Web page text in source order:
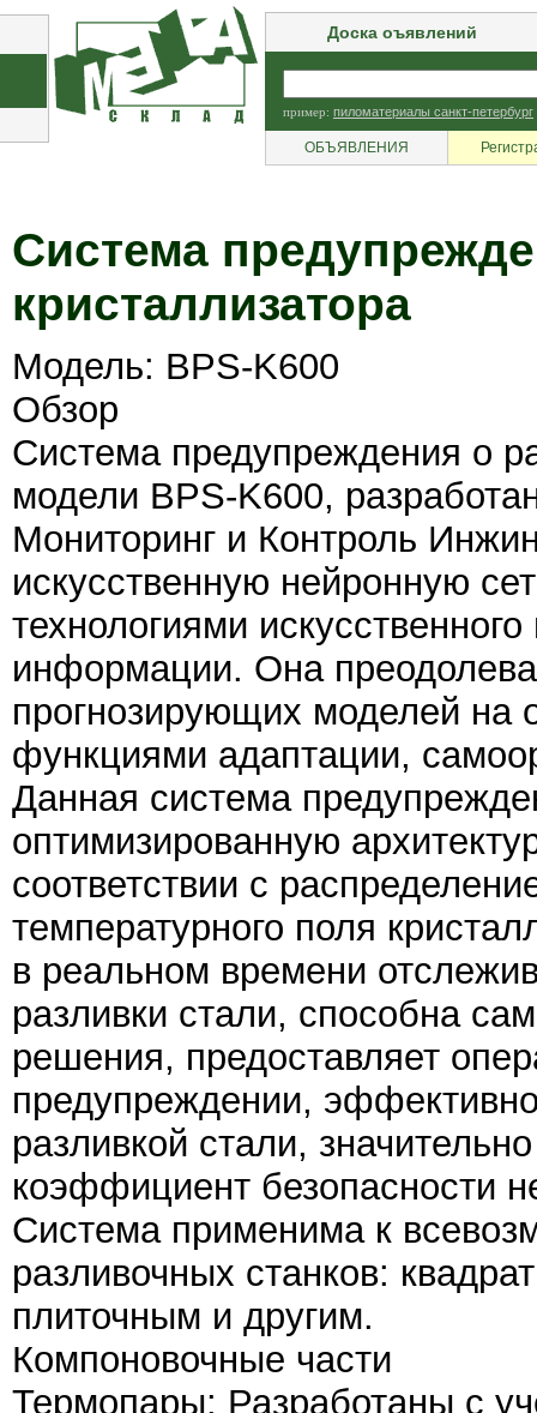
Доска оъявлений
пример: пиломатериалы санкт-петербург
ОБЪЯВЛЕНИЯ
Система
кристаллизатора
Модель: BPS-K600
Обзор
Система предупреждения о
модели BPS-K600,
Мониторинг и Контроль
искусственную нейронную
технологиями
информации. Она
прогнозирующих моделей на
функциями адаптации,
Данная система
оптимизированную
соответствии с
температурного поля
в реальном времени
разливки стали, способна
решения, предоставляет
предупреждении,
разливкой стали,
коэффициент безопасности
Система применима к
разливочных станков:
плиточным и другим.
Компоновочные части
Термопары: Разработаны с